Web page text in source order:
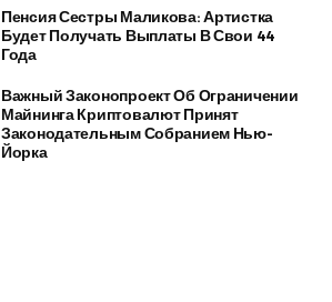
Пенсия Сестры Маликова: Артистка
Будет Получать Выплаты В Свои 44
Года
Важный Законопроект Об Ограничении
Майнинга Криптовалют Принят
Законодательным Собранием Нью-
Йорка